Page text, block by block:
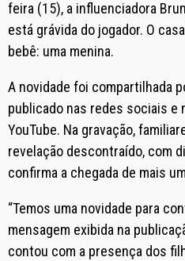
feira (15), a influenciadora
está grávida do jogador. O
bebê: uma menina.
A novidade foi compartilhada
publicado nas redes sociais e
YouTube. Na gravação,
revelação descontraído, com
confirma a chegada de mais
“Temos uma novidade para
mensagem exibida na
contou com a presença dos